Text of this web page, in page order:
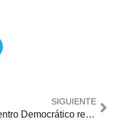
SIGUIENTE
Centro Democrático redefine su lista en el Meta y deja por fuera al candidato respaldado por la Gobernación